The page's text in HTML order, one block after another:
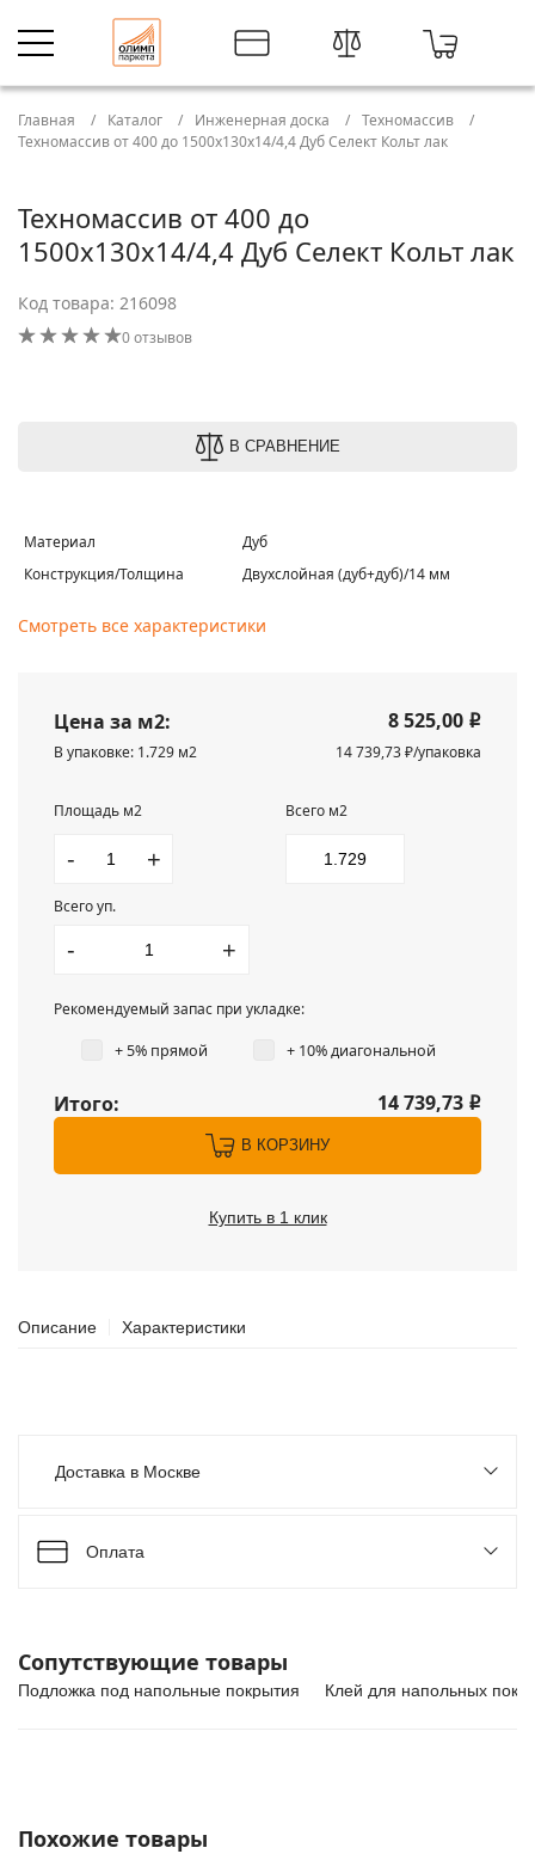
Главная Каталог Инженерная доска
Техномассив
Техномассив от 400 до 1500х130х14/4,4 Дуб Селект Кольт лак
Техномассив от 400 до
1500х130х14/4,4 Дуб Селект Кольт лак
Код товара: 216098
0 отзывов
В СРАВНЕНИЕ
Материал
Дуб
Конструкция/Толщина
Двухслойная (дуб+дуб)/14 мм
Смотреть все характеристики
Цена за м2: 8 525,00 i
В упаковке: 1.729 м2 14 739,73 ₽/упаковка
Площадь м2
- +
Всего м2
Всего уп.
- +
Рекомендуемый запас при укладке:
+ 5% прямой + 10% диагональной
Итого: 14 739,73 i
В КОРЗИНУ
Купить в 1 клик
Описание Характеристики
Доставка в Москве
Оплата
Сопутствующие товары
Подложка под напольные покрытия Клей для напольных
Похожие товары